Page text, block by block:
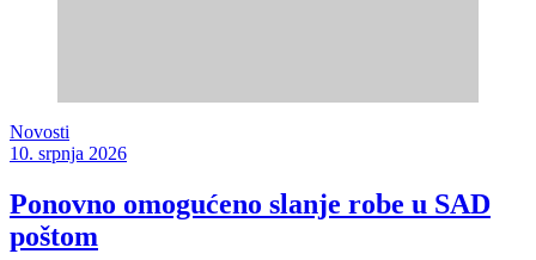
Novosti
10. srpnja 2026
Ponovno omogućeno slanje robe u SAD
poštom